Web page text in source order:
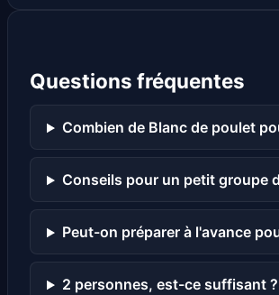
Questions fréquentes
Combien de Blanc de poulet
Conseils pour un petit groupe
Peut-on préparer à l'avance
2 personnes, est-ce suffisant ?